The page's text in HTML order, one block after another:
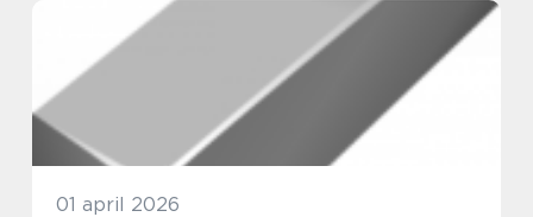
påverkar varje gudstjänstfirande. För d...
01 april 2026